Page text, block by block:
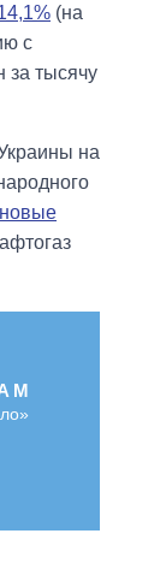
(на
с
за тысячу
на